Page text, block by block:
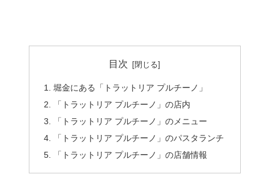
目次
堀金にある「トラットリア プルチーノ」
「トラットリア プルチーノ」の店内
「トラットリア プルチーノ」のメニュー
「トラットリア プルチーノ」のパスタランチ
「トラットリア プルチーノ」の店舗情報